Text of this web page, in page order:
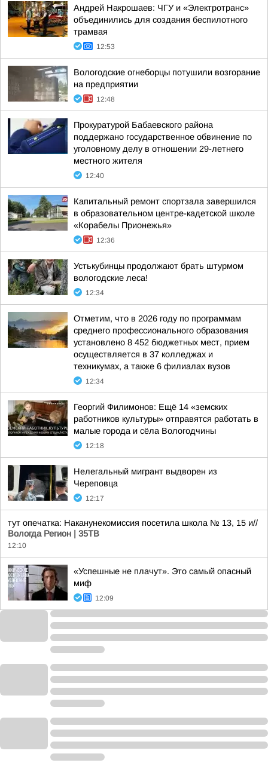
Андрей Накрошаев: ЧГУ и «Электротранс»
объединились для создания беспилотного
трамвая
12:53
Вологодские огнеборцы потушили возгорание
на предприятии
12:48
Прокуратурой Бабаевского района
поддержано государственное обвинение по
уголовному делу в отношении 29-летнего
местного жителя
12:40
Капитальный ремонт спортзала завершился
в образовательном центре-кадетской школе
«Корабелы Прионежья»
12:36
Устькубинцы продолжают брать штурмом
вологодские леса!
12:34
Отметим, что в 2026 году по программам
среднего профессионального образования
установлено 8 452 бюджетных мест, прием
осуществляется в 37 колледжах и
техникумах, а также 6 филиалах вузов
12:34
Георгий Филимонов: Ещё 14 «земских
работников культуры» отправятся работать в
малые города и сёла Вологодчины
12:18
Нелегальный мигрант выдворен из
Череповца
12:17
тут опечатка: Наканунекомиссия посетила школа № 13, 15 и//
Вологда Регион | 35ТВ
12:10
«Успешные не плачут». Это самый опасный
миф
12:09